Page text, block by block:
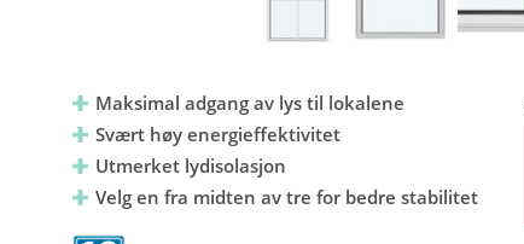
Maksimal adgang av lys til lokalene
Svært høy energieffektivitet
Utmerket lydisolasjon
Velg en fra midten av tre for bedre stabilitet